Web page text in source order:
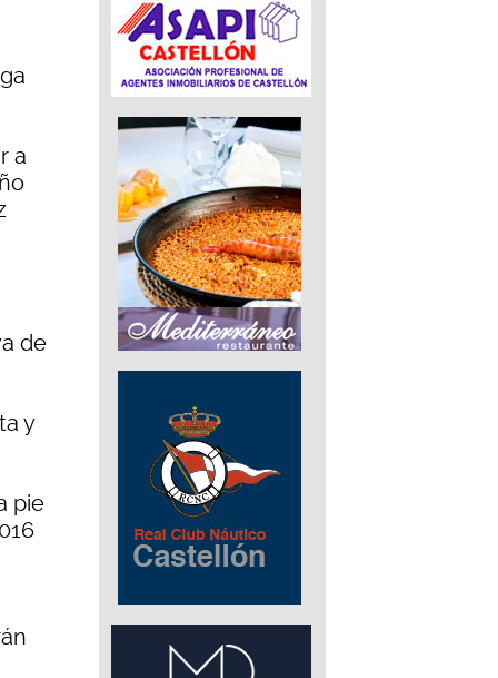
a
de
y
pie